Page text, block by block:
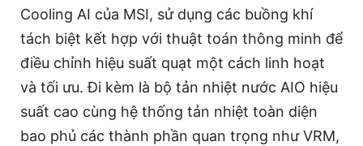
Cooling AI của MSI, sử dụng các buồng khí
tách biệt kết hợp với thuật toán thông minh để
điều chỉnh hiệu suất quạt một cách linh hoạt
và tối ưu. Đi kèm là bộ tản nhiệt nước AIO hiệu
suất cao cùng hệ thống tản nhiệt toàn diện
bao phủ các thành phần quan trọng như VRM,